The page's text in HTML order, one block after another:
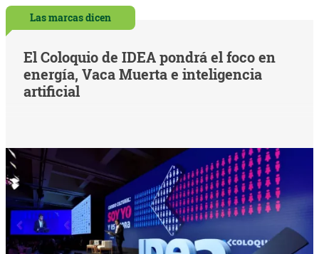
Las marcas dicen
El Coloquio de IDEA pondrá el foco en
energía, Vaca Muerta e inteligencia
artificial